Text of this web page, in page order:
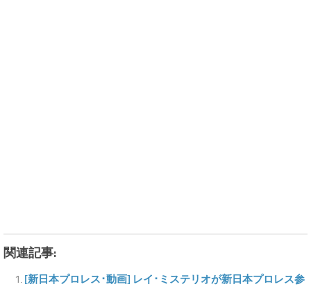
関連記事:
[新日本プロレス･動画] レイ･ミステリオが新日本プロレス参